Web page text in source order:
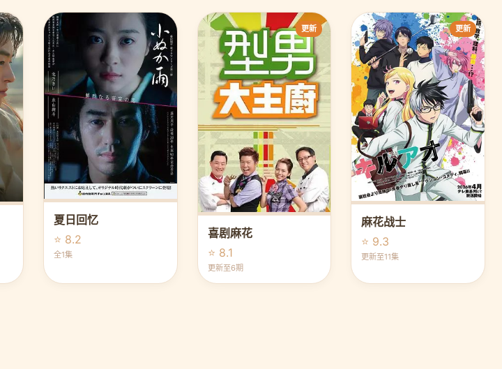
夏日回忆
⭐ 8.2
全1集
更新
喜剧麻花
⭐ 8.1
更新至6期
更新
麻花战士
⭐ 9.3
更新至11集